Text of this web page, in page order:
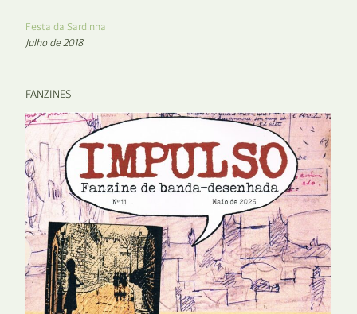
Festa da Sardinha
Julho de 2018
FANZINES